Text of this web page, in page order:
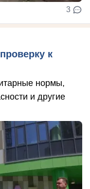
3
к
нормы,
и другие